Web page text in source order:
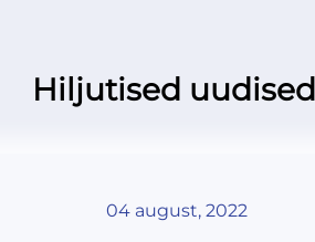
Hiljutised
04 august, 2022